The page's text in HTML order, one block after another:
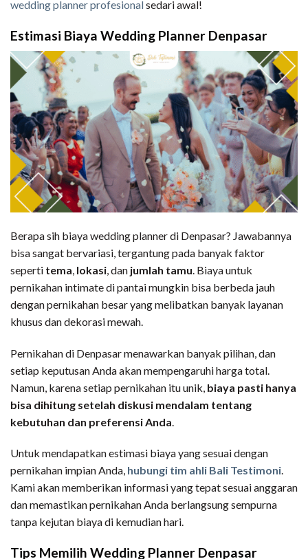
wedding planner profesionalsedari awal!
Estimasi Biaya Wedding Planner Denpasar
Berapa sih biaya wedding planner di Denpasar? Jawabannya
bisa sangat bervariasi, tergantung pada banyak faktor
seperti tema lokasi , dan jumlah tamu . Biaya untuk
pernikahan intimate di pantai mungkin bisa berbeda jauh
dengan pernikahan besar yang melibatkan banyak layanan
khusus dan dekorasi mewah.
Pernikahan di Denpasar menawarkan banyak pilihan, dan
setiap keputusan Anda akan mempengaruhi harga total.
Namun, karena setiap pernikahan itu unik, biaya pasti hanya
bisa dihitung setelah diskusi mendalam tentang
kebutuhan dan preferensi Anda
Untuk mendapatkan estimasi biaya yang sesuai dengan
pernikahan impian Anda, hubungi tim ahli Bali Testimoni.
Kami akan memberikan informasi yang tepat sesuai anggaran
dan memastikan pernikahan Anda berlangsung sempurna
tanpa kejutan biaya di kemudian hari.
Tips Memilih Wedding Planner Denpasar